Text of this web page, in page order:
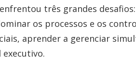
três grandes
os processos e os
aprender a gerenciar